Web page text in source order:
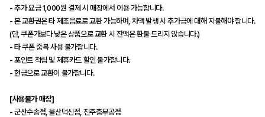
- 추가 요금 1,000원 결제 시 매장에서 이용 가능합니다.
- 본 교환권은 타 제조음료로 교환 가능하며, 차액 발생 시 추가금에 대해 지불해야 합니다.
(단, 쿠폰가보다 낮은 상품으로 교환 시 잔액은 환불 드리지 않습니다.)
- 타 쿠폰 중복 사용 불가합니다.
- 포인트 적립 및 제휴카드 할인 불가합니다.
- 현금으로 교환이 불가합니다.
[사용불가 매장]
- 군산수송점, 울산덕신점, 진주충무공점